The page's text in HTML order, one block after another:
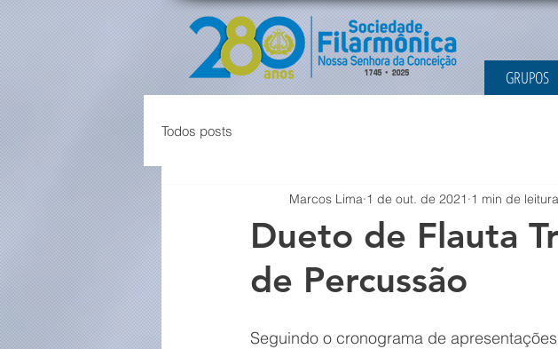
GRUPOS
Todos posts
Dueto de Flauta
de Percussão
Marcos Lima 1 de out. de 2021 1 min de leitura
Seguindo o cronograma de